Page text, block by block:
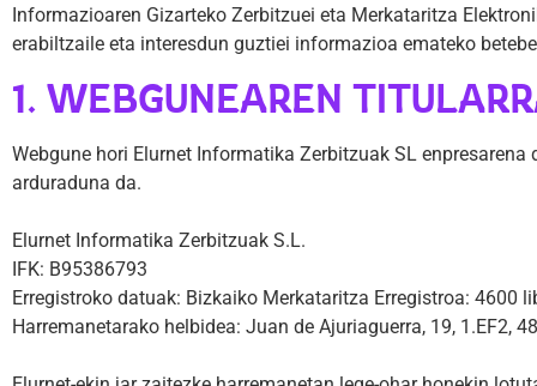
Informazioaren Gizarteko Zerbitzuei eta Merkataritza
erabiltzaile eta interesdun guztiei informazioa emateko
1. WEBGUNEAREN
Webgune hori Elurnet Informatika Zerbitzuak SL
arduraduna da.
Elurnet Informatika Zerbitzuak S.L.
IFK: B95386793
Erregistroko datuak: Bizkaiko Merkataritza Erregistroa: 4600
Harremanetarako helbidea: Juan de Ajuriaguerra, 19, 1.EF2,